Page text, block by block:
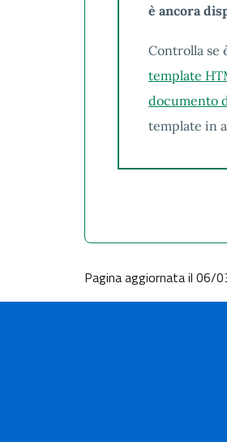
è ancora
Controlla se
template
documento
template in
Pagina aggiornata il 06/